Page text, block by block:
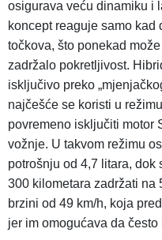
osigurava veću dinamiku i
koncept reaguje samo
točkova, što ponekad
zadržalo pokretljivost.
isključivo preko
najčešće se koristi u
povremeno isključiti motor
vožnje. U takvom režimu
potrošnju od 4,7 litara,
300 kilometara zadržati na
brzini od 49 km/h, koja
jer im omogućava da često